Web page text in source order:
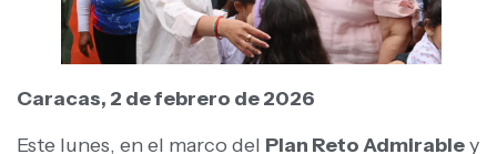
Caracas, 2 de febrero de 2026
Este lunes, en el marco del Plan Reto Admirabley